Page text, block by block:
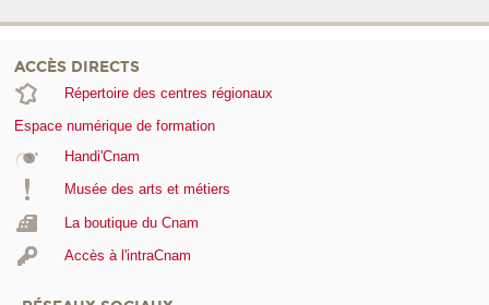
ACCÈS DIRECTS
Répertoire des centres régionaux
Espace numérique de formation
Handi'Cnam
Musée des arts et métiers
La boutique du Cnam
Accès à l'intraCnam